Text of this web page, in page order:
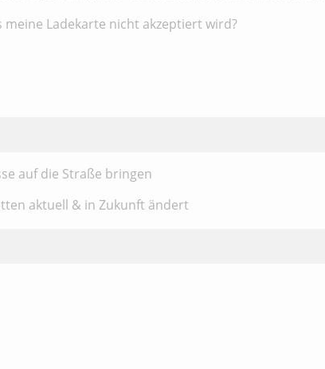
meine Ladekarte nicht akzeptiert wird?
auf die Straße bringen
aktuell & in Zukunft ändert